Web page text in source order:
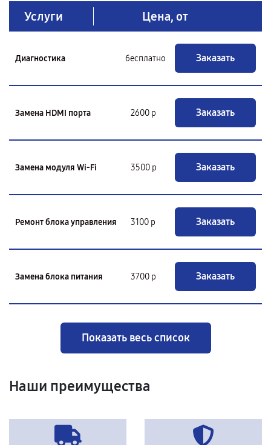
Услуги Цена, от
Диагностика бесплатно Заказать
Замена HDMI порта 2600 р Заказать
Замена модуля Wi-Fi 3500 р Заказать
Ремонт блока управления 3100 р Заказать
Замена блока питания 3700 р Заказать
Показать весь список
Наши преимущества